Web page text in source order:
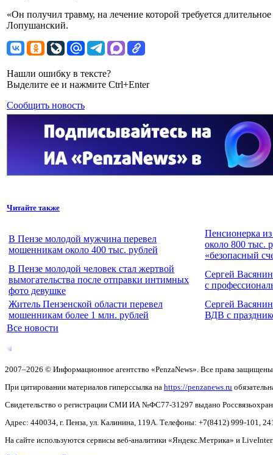
«Он получил травму, на лечение которой требуется
Лопушанский.
Нашли ошибку в тексте?
Выделите ее и нажмите Ctrl+Enter
Сообщить новость
Читайте также
В Пензе молодой мужчина перевел
мошенникам около 400 тыс. рублей
Пенсионерка
около 800 тыс.
«безопасный
В Пензе молодой человек стал жертвой
вымогательства после отправки интимных
фото девушке
Сергей
с
Житель Пензенской области перевел
мошенникам более 1 млн. рублей
Сергей
ВДВ с
Все новости
2007–2026 © Информационное агентство «PenzaNews». Все права
При цитировании материалов гиперссылка на https://penzanews.ru
Свидетельство о регистрации СМИ ИА №ФС77-31297 выдано
Адрес: 440034, г. Пенза, ул. Калинина, 119А. Телефоны: +7(8412) 999-101,
На сайте используются сервисы веб-аналитики «Яндекс.Метрика» и